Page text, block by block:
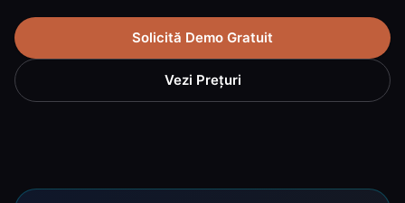
Solicită Demo Gratuit
Vezi Prețuri